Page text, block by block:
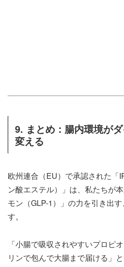
9. まとめ：腸内環境が
変える
欧州連合（EU）で承認された「
ン酸エステル）」は、私たちが
モン（GLP-1）」の力を引き出
す。
「小腸で吸収されやすいプロピ
リンで包んで大腸まで届ける」